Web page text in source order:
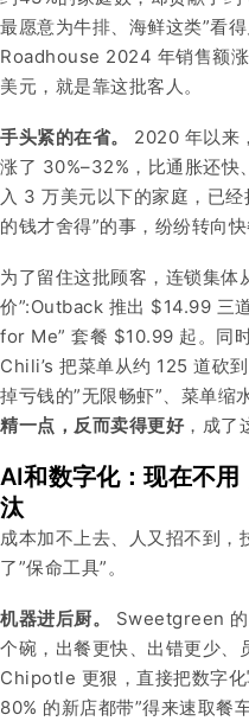
最愿意为牛排、海鲜这类”看
Roadhouse 2024 年销售额
美元，就是靠这批客人。
手头紧的在省。
2020 年以来
涨了 30%–32%，比通胀还快
入 3 万美元以下的家庭，已经
的钱才舍得”的事，纷纷转向快
为了留住这批顾客，连锁集体
价”:Outback 推出 $14.99 三
for Me” 套餐 $10.99 起。同
Chili’s 把菜单从约 125 道砍
掉亏钱的”无限畅虾”、菜单缩
精一点，反而卖得更好，成了
AI和数字化：现在不用
汰
成本加不上去、人又招不到，
了”保命工具”。
机器进后厨。
Sweetgreen
个碗，出餐更快、出错更少、
Chipotle 更狠，直接把数字
80% 的新店都带”得来速取餐车